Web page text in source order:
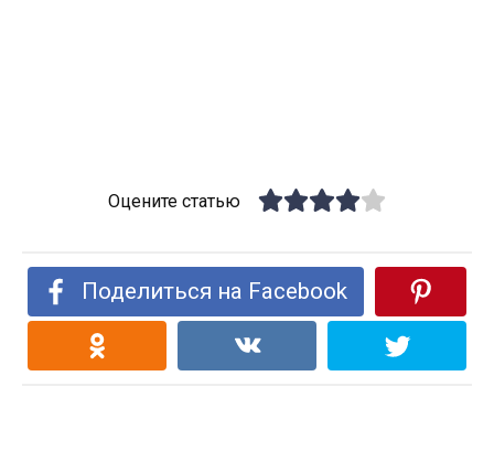
Оцените статью
Поделиться на Facebook